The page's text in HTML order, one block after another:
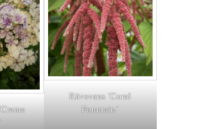
Rävsvans ´Coral
Fountain´